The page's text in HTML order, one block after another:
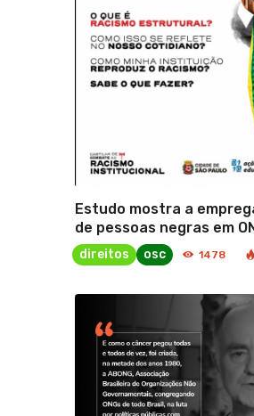
Estudo mostra a
de pessoas negras em
direitos osc 1478